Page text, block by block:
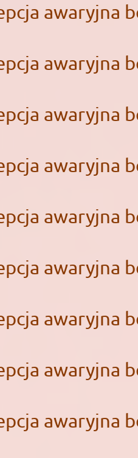
awaryjna
awaryjna
awaryjna
awaryjna
awaryjna
awaryjna
awaryjna
awaryjna
awaryjna